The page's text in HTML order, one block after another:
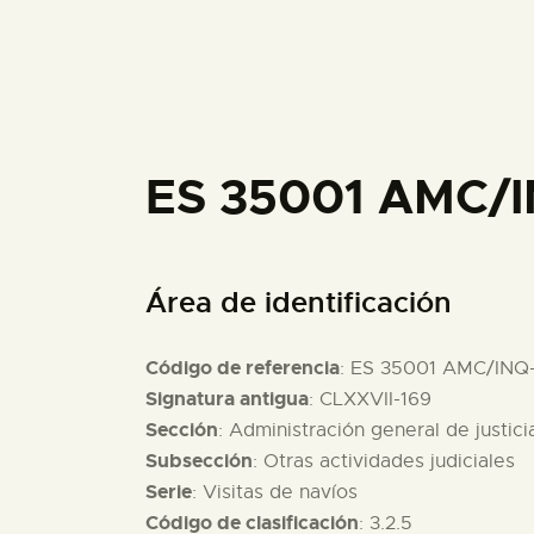
ES 35001 AMC/
Área de identificación
Código de referencia: ES 35001 AMC/
Signatura antigua: CLXXVII-169
Sección: Administración general de
Subsección: Otras actividades judiciales
Serie: Visitas de navíos
Código de clasificación: 3.2.5